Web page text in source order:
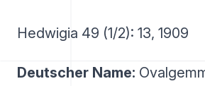
Hedwigia 49 (1/2): 13, 1909
Deutscher Name: